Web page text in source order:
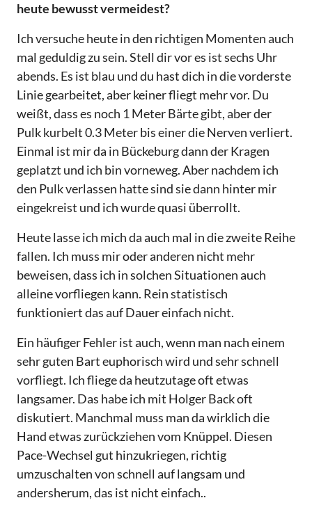
heute bewusst vermeidest?
Ich versuche heute in den richtigen Momenten auch
mal geduldig zu sein. Stell dir vor es ist sechs Uhr
abends. Es ist blau und du hast dich in die vorderste
Linie gearbeitet, aber keiner fliegt mehr vor. Du
weißt, dass es noch 1 Meter Bärte gibt, aber der
Pulk kurbelt 0.3 Meter bis einer die Nerven verliert.
Einmal ist mir da in Bückeburg dann der Kragen
geplatzt und ich bin vorneweg. Aber nachdem ich
den Pulk verlassen hatte sind sie dann hinter mir
eingekreist und ich wurde quasi überrollt.
Heute lasse ich mich da auch mal in die zweite Reihe
fallen. Ich muss mir oder anderen nicht mehr
beweisen, dass ich in solchen Situationen auch
alleine vorfliegen kann. Rein statistisch
funktioniert das auf Dauer einfach nicht.
Ein häufiger Fehler ist auch, wenn man nach einem
sehr guten Bart euphorisch wird und sehr schnell
vorfliegt. Ich fliege da heutzutage oft etwas
langsamer. Das habe ich mit Holger Back oft
diskutiert. Manchmal muss man da wirklich die
Hand etwas zurückziehen vom Knüppel. Diesen
Pace-Wechsel gut hinzukriegen, richtig
umzuschalten von schnell auf langsam und
andersherum, das ist nicht einfach..